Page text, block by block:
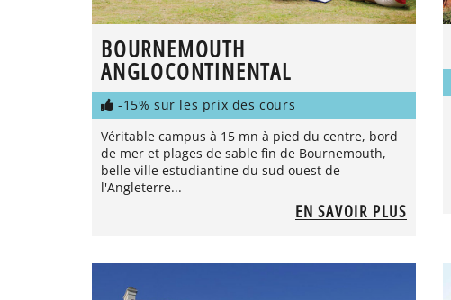
BOURNEMOUTH
ANGLOCONTINENTAL
-15% sur les prix des cours
Véritable campus à 15 mn à pied du centre, bord
de mer et plages de sable fin de Bournemouth,
belle ville estudiantine du sud ouest de
l'Angleterre...
EN SAVOIR PLUS